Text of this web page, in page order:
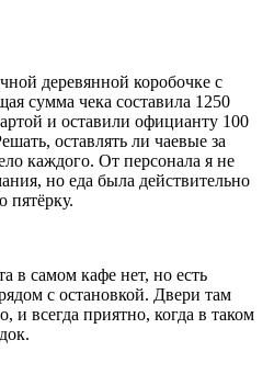
деревянной коробочке с
сумма чека составила 1250
и оставили официанту 100
оставлять ли чаевые за
каждого. От персонала я не
но еда была действительно
пятёрку.
в самом кафе нет, но есть
с остановкой. Двери там
и всегда приятно, когда в таком